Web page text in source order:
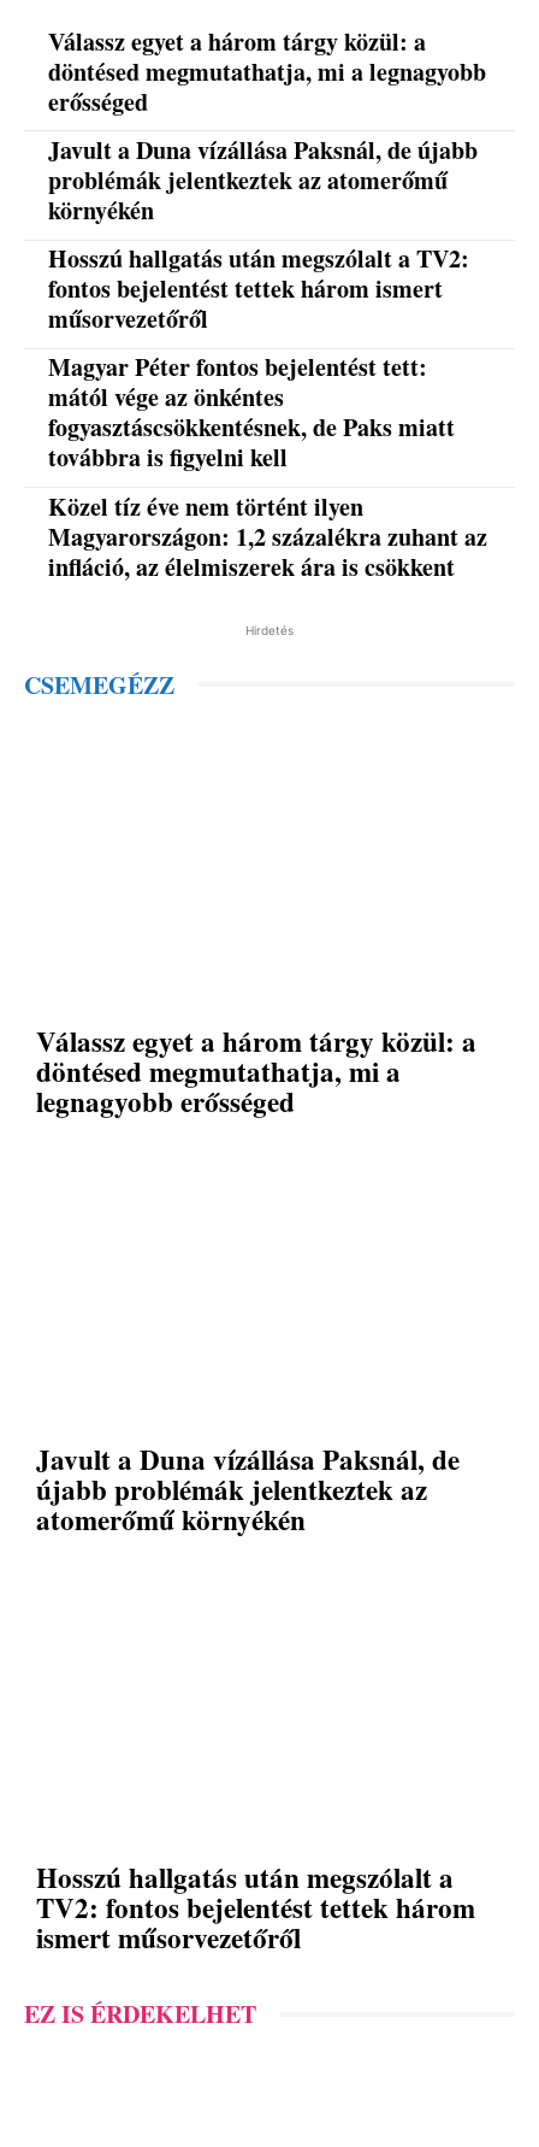
Válassz egyet a három tárgy közül: a
döntésed megmutathatja, mi a legnagyobb
erősséged
Javult a Duna vízállása Paksnál, de újabb
problémák jelentkeztek az atomerőmű
környékén
Hosszú hallgatás után megszólalt a TV2:
fontos bejelentést tettek három ismert
műsorvezetőről
Magyar Péter fontos bejelentést tett:
mától vége az önkéntes
fogyasztáscsökkentésnek, de Paks miatt
továbbra is figyelni kell
Közel tíz éve nem történt ilyen
Magyarországon: 1,2 százalékra zuhant az
infláció, az élelmiszerek ára is csökkent
Hirdetés
CSEMEGÉZZ
Válassz egyet a három tárgy közül: a
döntésed megmutathatja, mi a
legnagyobb erősséged
Javult a Duna vízállása Paksnál, de
újabb problémák jelentkeztek az
atomerőmű környékén
Hosszú hallgatás után megszólalt a
TV2: fontos bejelentést tettek három
ismert műsorvezetőről
EZ IS ÉRDEKELHET